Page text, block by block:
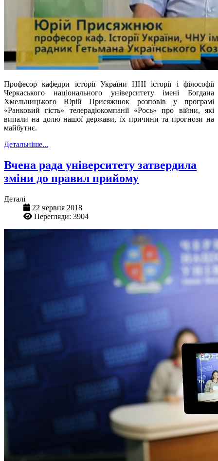
Професор кафедри історії України ННІ історії і філософії
Черкаського національного університету імені Богдана
Хмельницького Юрій Присяжнюк розповів у програмі
«Ранковий гість» телерадіокомпанії «Рось» про війни, які
випали на долю нашої держави, їх причини та прогнози на
майбутнє.
Детальніше...
Вчена рада університету затвердила
зміни до правил прийому
Деталі
22 червня 2018
Перегляди: 3904